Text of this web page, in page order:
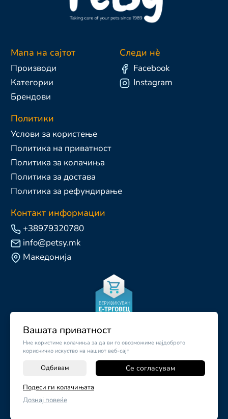
Вашата приватност
Ние користиме колачиња за да ви го овозможиме најдоброто
корисничко искуство на нашиот веб-сајт
Одбивам Се согласувам
Подеси ги колачињата
Дознај повеќе
Мапа на сајтот
Производи
Категории
Брендови
Политики
Услови за користење
Политика на приватност
Политика за колачиња
Политика за достава
Политика за рефундирање
Контакт информации
+38979320780
info@petsy.mk
Македонија
Следи нè
Facebook
Instagram
©2026
Поставки за колачиња